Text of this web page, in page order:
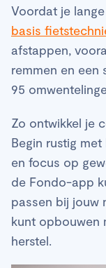
Voordat je
basis
afstappen,
remmen en
95
Zo ontwikkel je
Begin rustig
en focus op
de Fondo-app
passen bij jouw
kunt opbouwen
herstel.